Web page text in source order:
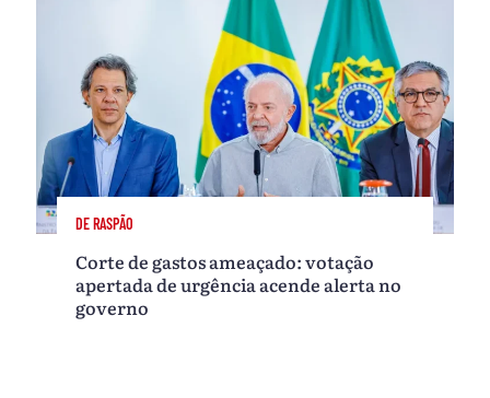
DE RASPÃO
Corte de gastos ameaçado: votação
apertada de urgência acende alerta no
governo